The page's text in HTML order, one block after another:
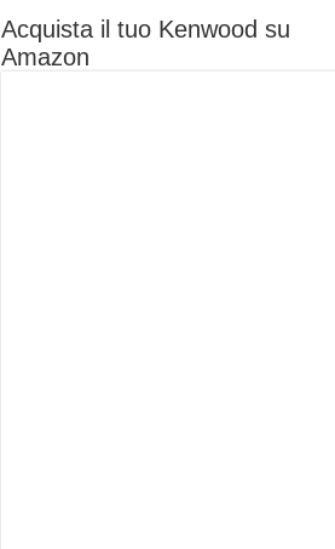
Acquista il tuo Kenwood su
Amazon